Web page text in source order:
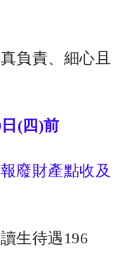
負責、細心且
(四)前
廢財產點收及
生待遇196